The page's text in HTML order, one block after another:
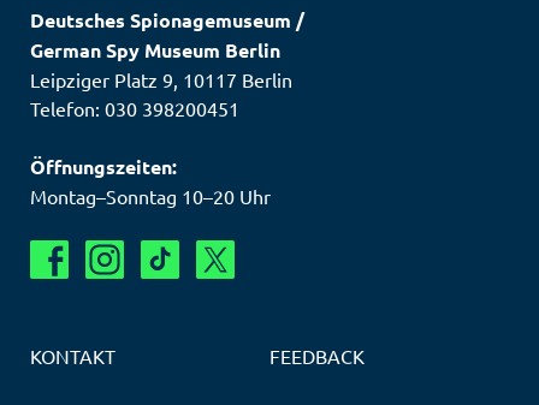
Deutsches Spionagemuseum /
German Spy Museum Berlin
Leipziger Platz 9, 10117 Berlin
Telefon: 030 398200451
Öffnungszeiten:
Montag–Sonntag 10–20 Uhr
KONTAKT FEEDBACK